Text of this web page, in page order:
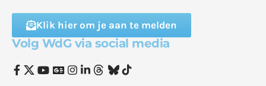
Klik hier om je aan te melden
Volg WdG via social media